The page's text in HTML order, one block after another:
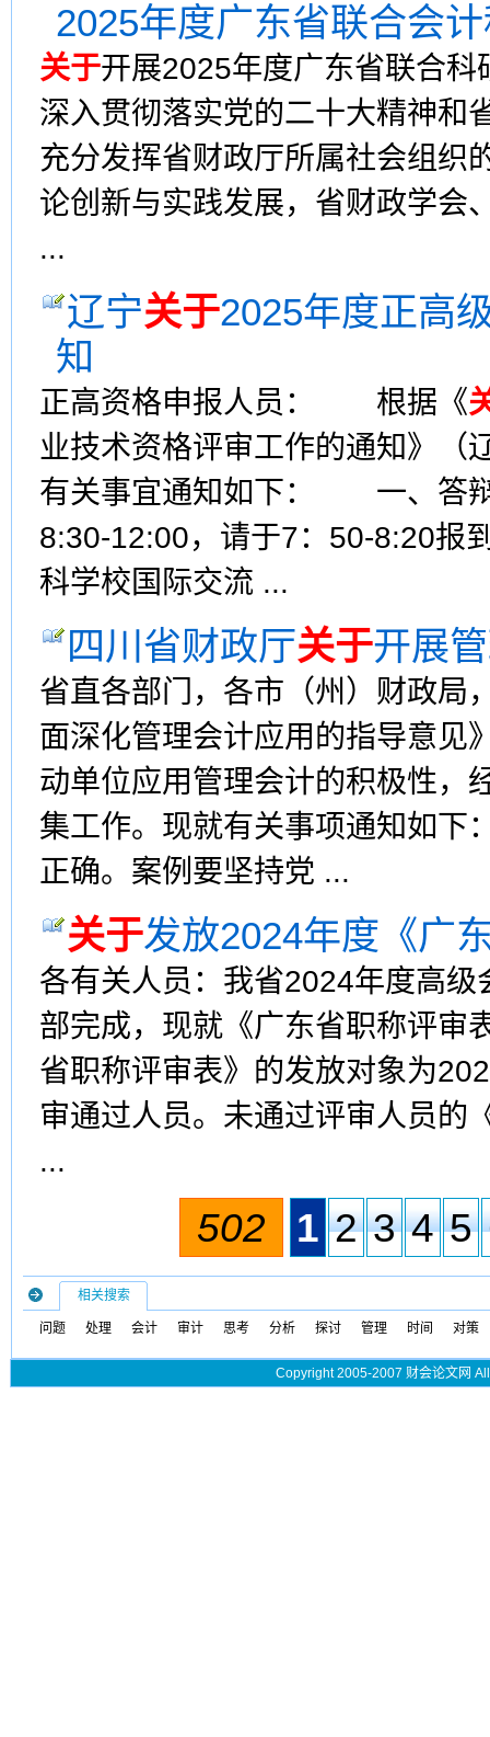
2025年度广东省联合会
关于开展2025年度广东省联合
深入贯彻落实党的二十大精神和
充分发挥省财政厅所属社会组织
论创新与实践发展，省财政学会
...
辽宁关于2025年度正高
知
正高资格申报人员： 根据《
业技术资格评审工作的通知》（
有关事宜通知如下： 一、答
8:30-12:00，请于7：50-
科学校国际交流 ...
四川省财政厅关于开展
省直各部门，各市（州）财政局
面深化管理会计应用的指导意见
动单位应用管理会计的积极性，
集工作。现就有关事项通知如下
正确。案例要坚持党 ...
关于发放2024年度《广
各有关人员：我省2024年度高
部完成，现就《广东省职称评审
省职称评审表》的发放对象为
审通过人员。未通过评审人员的
...
502 1 2 3 4 5
相关搜索
问题 处理 会计 审计 思考 分析 探讨 管理 时间 对策
Copyright 2005-2007 财会论文网